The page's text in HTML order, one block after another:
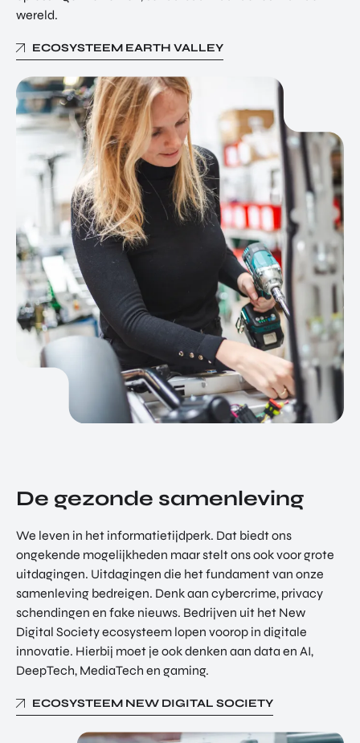
wereld.
ECOSYSTEEM EARTH VALLEY
De gezonde samenleving
We leven in het informatietijdperk. Dat biedt ons
ongekende mogelijkheden maar stelt ons ook voor grote
uitdagingen. Uitdagingen die het fundament van onze
samenleving bedreigen. Denk aan cybercrime, privacy
schendingen en fake nieuws. Bedrijven uit het New
Digital Society ecosysteem lopen voorop in digitale
innovatie. Hierbij moet je ook denken aan data en AI,
DeepTech, MediaTech en gaming.
ECOSYSTEEM NEW DIGITAL SOCIETY